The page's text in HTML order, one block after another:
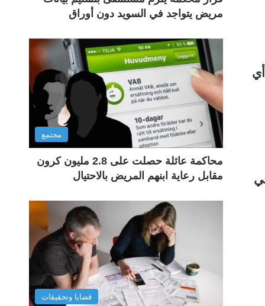
مريض يتواجد في السويد دون أوراق
مجتمع
محاكمة عائلة حصلت على 2.8 مليون كرون
مقابل رعاية ابنهم المريض بالاحتيال
قضايا وتحقيقات